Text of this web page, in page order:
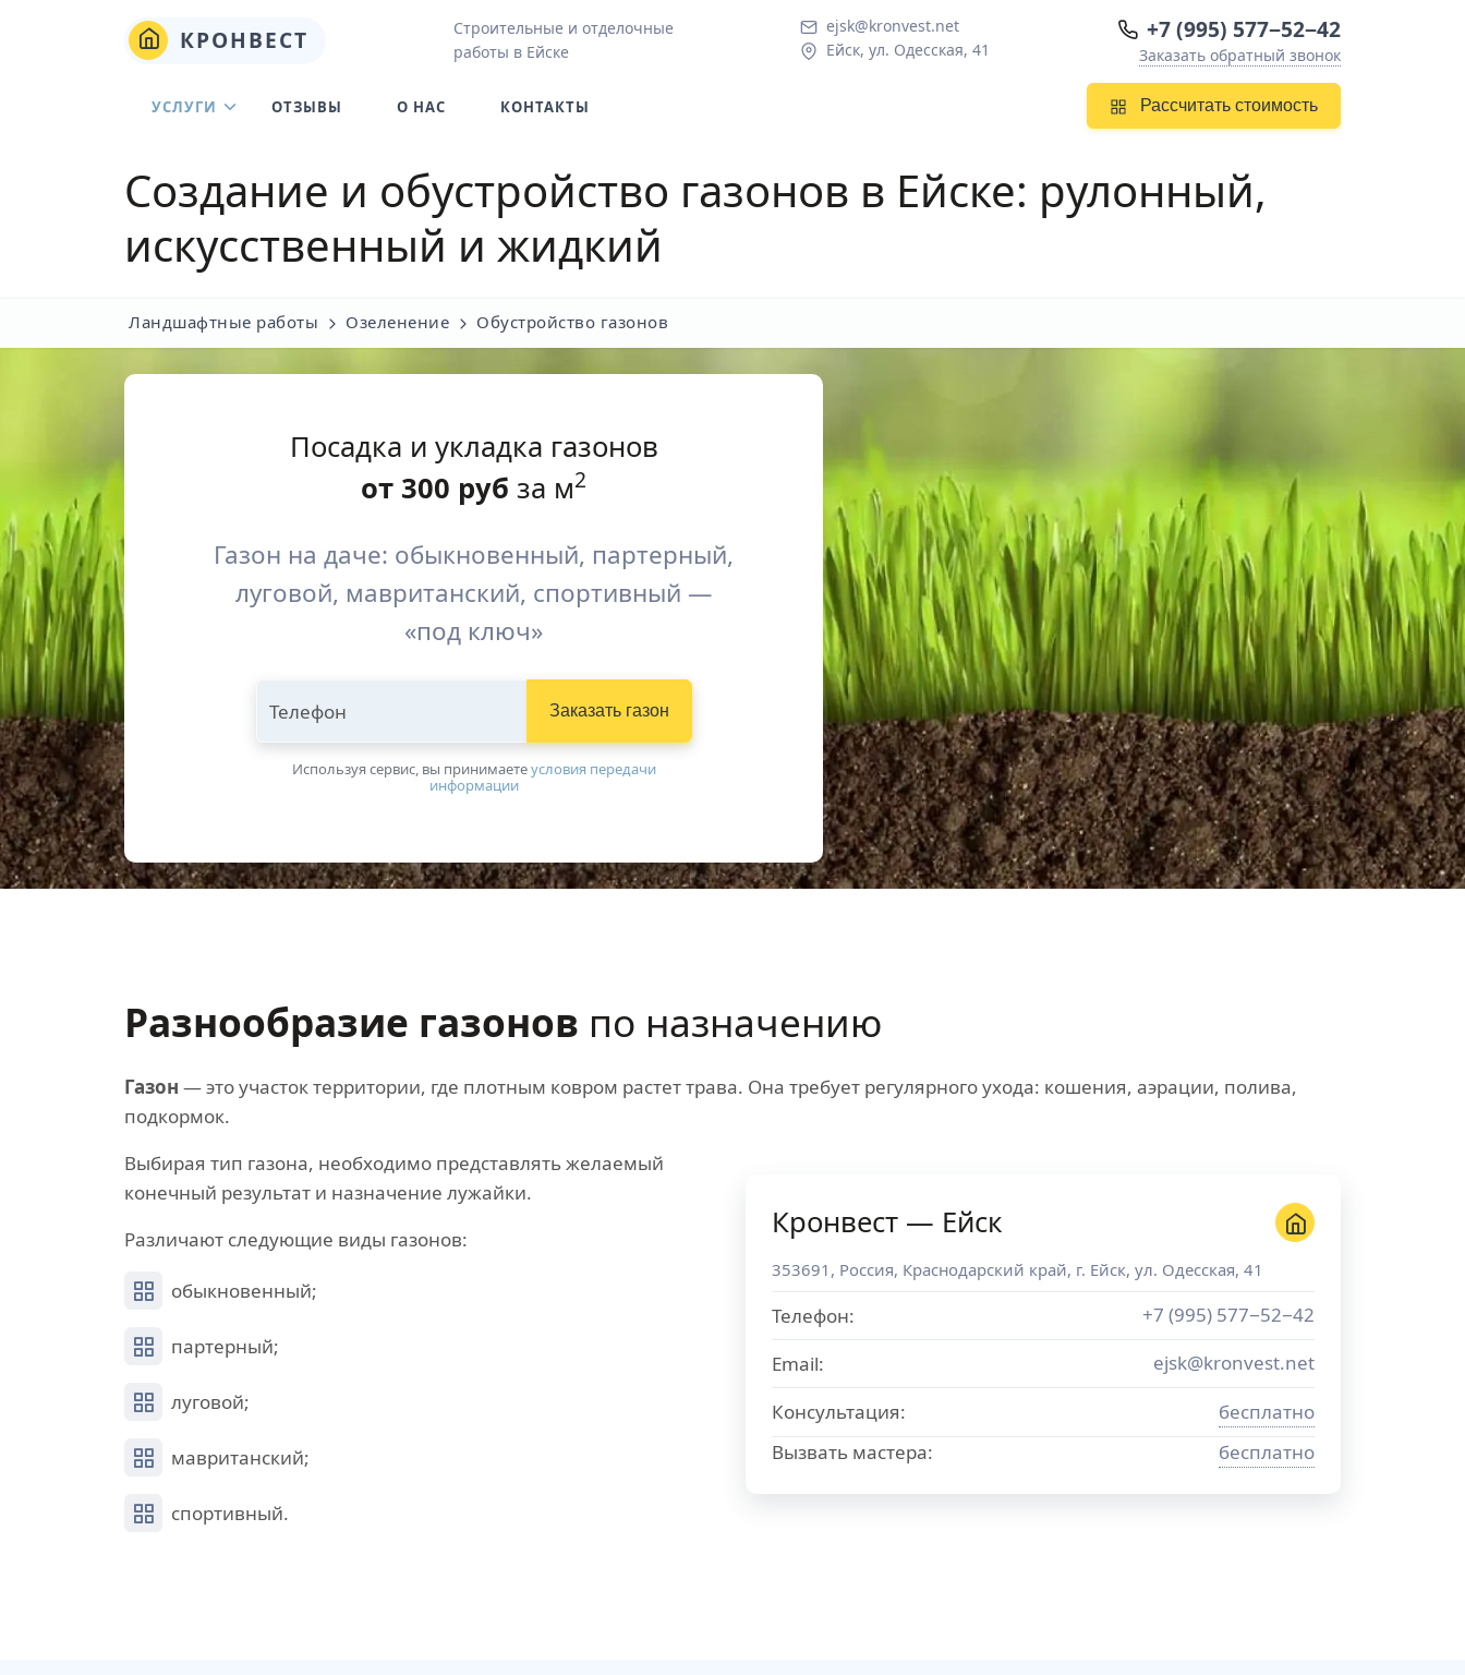
КРОНВЕСТ
Строительные и отделочные
работы в Ейске
ejsk@kronvest.net
Ейск, ул. Одесская, 41
+7 (995) 577−52−42
Заказать обратный звонок
Рассчитать стоимость
УСЛУГИ ОТЗЫВЫ О НАС КОНТАКТЫ
Создание и обустройство газонов в Ейске: рулонный,
искусственный и жидкий
Ландшафтные работы Озеленение Обустройство газонов
Посадка и укладка газонов
от 300 руб за м2
Газон на даче: обыкновенный, партерный,
луговой, мавританский, спортивный —
«под ключ»
Телефон Заказать газон
Используя сервис, вы принимаетeусловия передачи
информации
Разнообразие газонов по назначению
Газон — это участок территории, где плотным ковром растет трава. Она требует регулярного ухода: кошения, аэрации, полива,
подкормок.
Выбирая тип газона, необходимо представлять желаемый
конечный результат и назначение лужайки.
Различают следующие виды газонов:
обыкновенный;
партерный;
луговой;
мавританский;
спортивный.
Кронвест — Ейск
353691 , Россия, Краснодарский край, г. Ейск, ул. Одесская, 41
Телефон:
+7 (995) 577−52−42
Email:
ejsk@kronvest.net
Консультация:
бесплатно
Вызвать мастера:
бесплатно